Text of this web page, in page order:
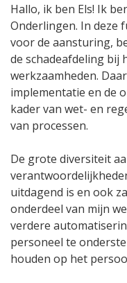
Hallo, ik ben Els! Ik
Onderlingen. In deze
voor de aansturing,
de schadeafdeling bij
werkzaamheden.
implementatie en de
kader van wet- en
van processen.
De grote diversiteit
uitdagend is en ook
onderdeel van mijn
verdere
personeel te
houden op het